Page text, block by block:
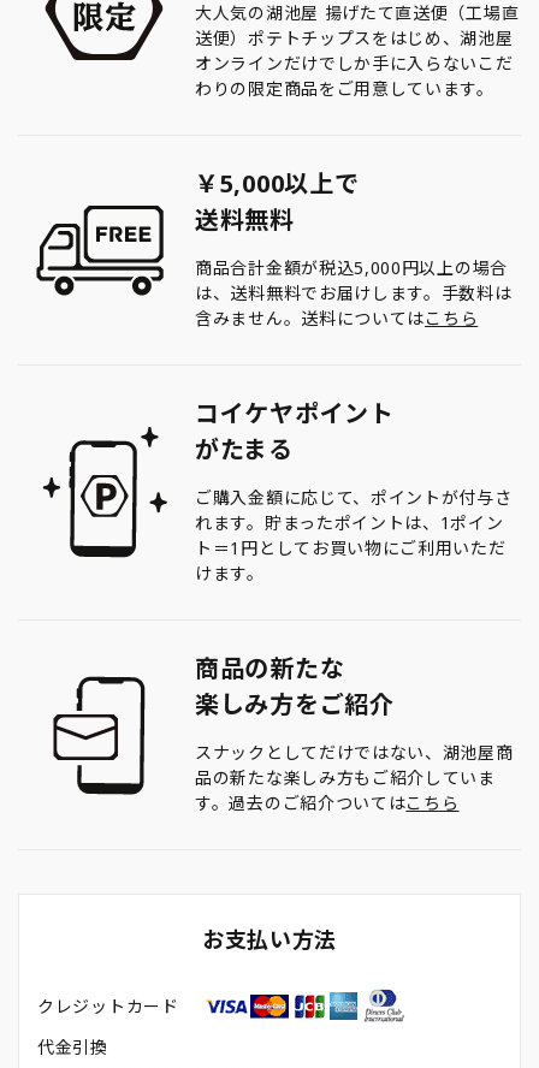
大人気の湖池屋 揚げたて直送便（工場直
送便）ポテトチップスをはじめ、湖池屋
オンラインだけでしか手に入らないこだ
わりの限定商品をご用意しています。
￥5,000以上で
送料無料
商品合計金額が税込5,000円以上の場合
は、送料無料でお届けします。手数料は
含みません。送料についてはこちら
コイケヤポイント
がたまる
ご購入金額に応じて、ポイントが付与さ
れます。貯まったポイントは、1ポイン
ト＝1円としてお買い物にご利用いただ
けます。
商品の新たな
楽しみ方をご紹介
スナックとしてだけではない、湖池屋商
品の新たな楽しみ方もご紹介していま
す。過去のご紹介ついてはこちら
お支払い方法
クレジットカード
代金引換